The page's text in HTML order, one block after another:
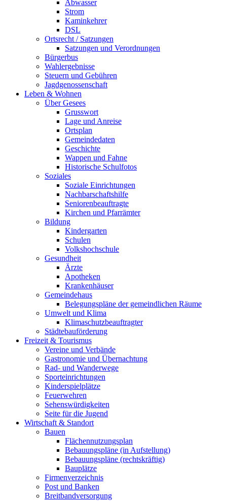
Abwasser
Strom
Kaminkehrer
DSL
Ortsrecht / Satzungen
Satzungen und Verordnungen
Bürgerbus
Wahlergebnisse
Steuern und Gebühren
Jagdgenossenschaft
Leben & Wohnen
Über Gesees
Grusswort
Lage und Anreise
Ortsplan
Gemeindedaten
Geschichte
Wappen und Fahne
Historische Schulfotos
Soziales
Soziale Einrichtungen
Nachbarschaftshilfe
Seniorenbeauftragte
Kirchen und Pfarrämter
Bildung
Kindergarten
Schulen
Volkshochschule
Gesundheit
Ärzte
Apotheken
Krankenhäuser
Gemeindehaus
Belegungspläne der gemeindlichen Räume
Umwelt und Klima
Klimaschutzbeauftragter
Städtebauförderung
Freizeit & Tourismus
Vereine und Verbände
Gastronomie und Übernachtung
Rad- und Wanderwege
Sporteinrichtungen
Kinderspielplätze
Feuerwehren
Sehenswürdigkeiten
Seite für die Jugend
Wirtschaft & Standort
Bauen
Flächennutzungsplan
Bebauungspläne (in Aufstellung)
Bebauungspläne (rechtskräftig)
Bauplätze
Firmenverzeichnis
Post und Banken
Breitbandversorgung